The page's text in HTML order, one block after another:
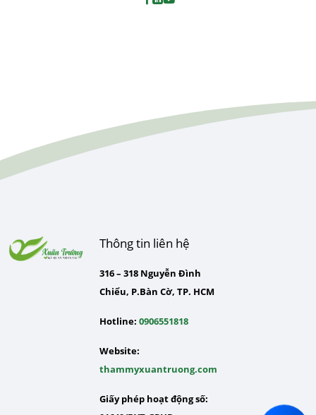
Thông tin liên hệ
316 – 318 Nguyễn Đình
Chiểu, P.Bàn Cờ, TP. HCM
Hotline: 0906551818
Website:
thammyxuantruong.com
Giấy phép hoạt động số: